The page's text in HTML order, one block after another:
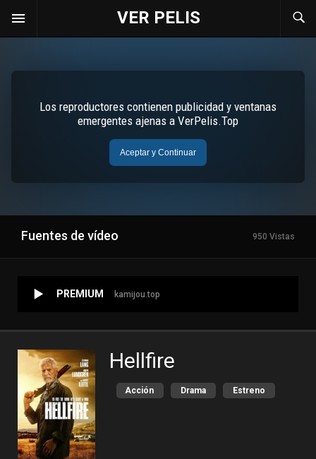
VER PELIS
Fuentes de vídeo 950 Vistas
PREMIUM kamijou.top
Hellfire
Acción Drama Estreno